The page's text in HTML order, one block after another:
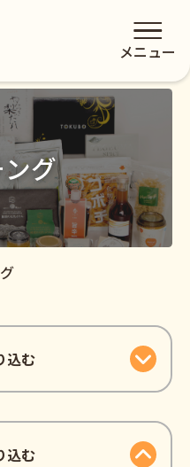
メニュー
グ
込む
込む